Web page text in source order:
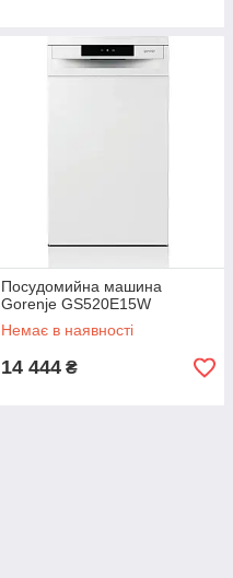
Посудомийна машина
Gorenje GS520E15W
Немає в наявності
14 444 ₴